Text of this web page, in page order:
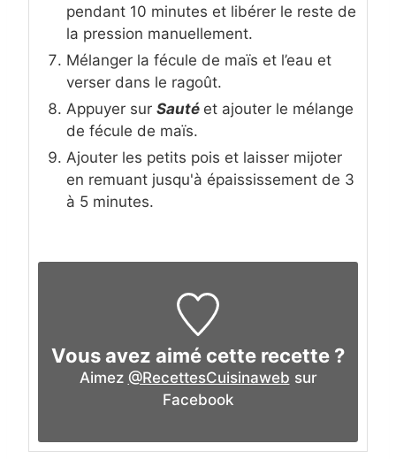
pendant 10 minutes et libérer le reste de
la pression manuellement.
Mélanger la fécule de maïs et l’eau et
verser dans le ragoût.
Appuyer sur Sauté et ajouter le mélange
de fécule de maïs.
Ajouter les petits pois et laisser mijoter
en remuant jusqu'à épaississement de 3
à 5 minutes.
Vous avez aimé cette recette ?
Aimez @RecettesCuisinaweb sur
Facebook